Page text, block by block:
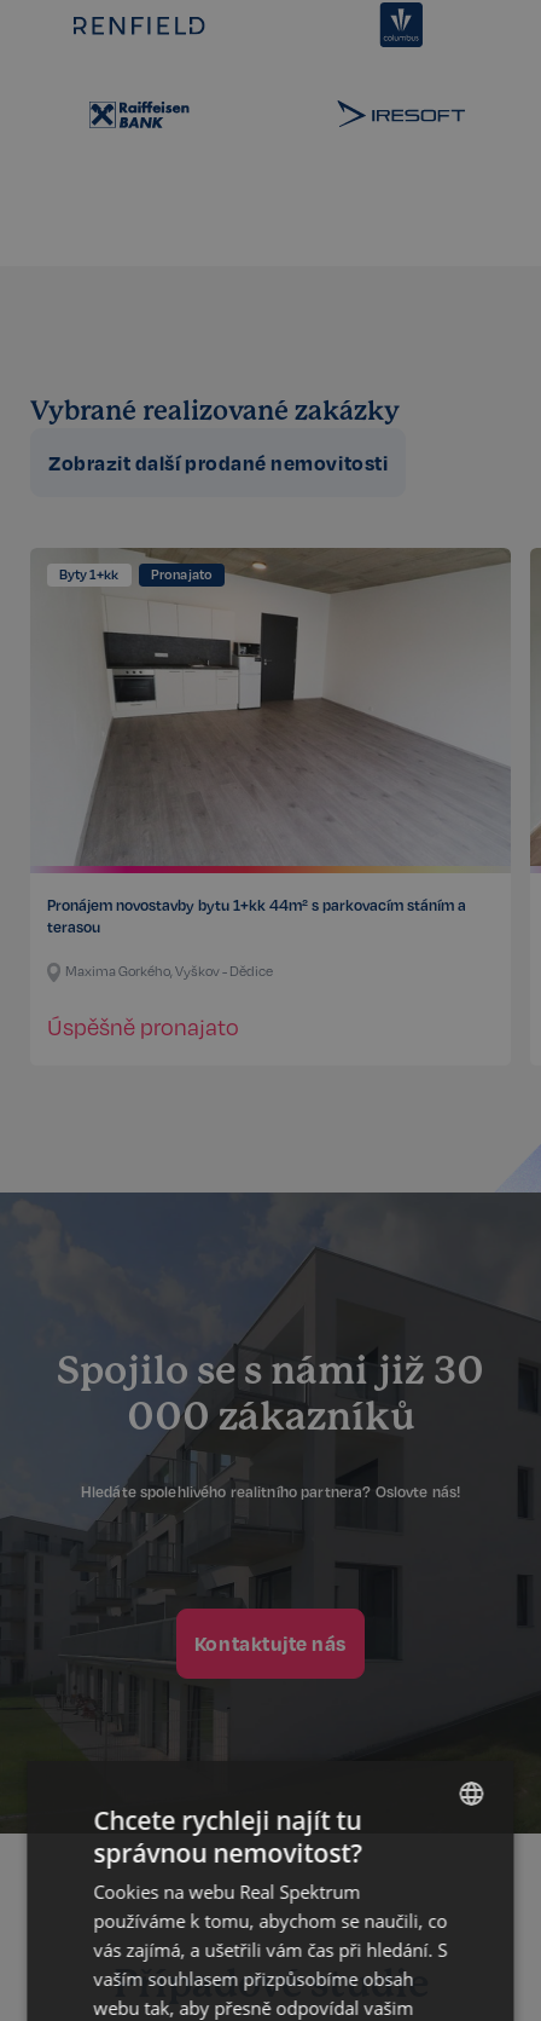
Vybrané realizované zakázky
Zobrazit další prodané nemovitosti
Byty 1+kk Pronajato
Pronájem novostavby bytu 1+kk 44m² s parkovacím stáním a
terasou
Maxima Gorkého, Vyškov - Dědice
Úspěšně pronajato
Spojilo se s námi již 30
000 zákazníků
Hledáte spolehlivého realitního partnera? Oslovte nás!
Kontaktujte nás
Případové studie
Chcete rychleji najít tu
správnou nemovitost?
Cookies na webu Real Spektrum
používáme k tomu, abychom se naučili, co
vás zajímá, a ušetřili vám čas při hledání. S
vaším souhlasem přizpůsobíme obsah
webu tak, aby přesně odpovídal vašim